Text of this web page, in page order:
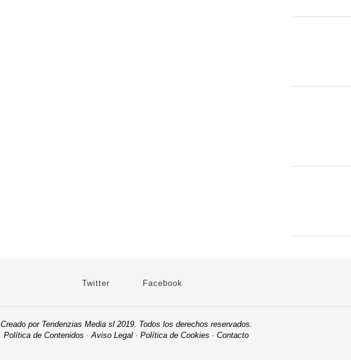
Twitter Facebook
Creado por Tendenzias Media sl 2019. Todos los derechos reservados.
Política de Contenidos · Aviso Legal · Política de Cookies · Contacto